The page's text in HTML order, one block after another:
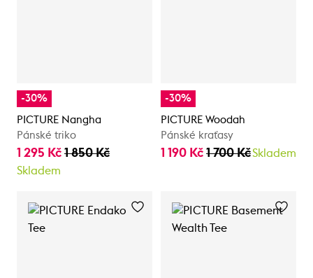
-30%
PICTURE Nangha
Pánské triko
1 295 Kč 1 850 Kč
Skladem
-30%
PICTURE Woodah
Pánské kraťasy
1 190 Kč 1 700 KčSkladem